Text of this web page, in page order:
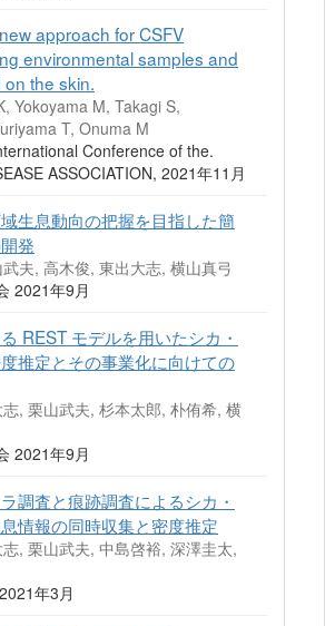
approach for CSFV
environmental samples and
the skin.
Yokoyama M, Takagi S,
T, Onuma M
Conference of the.
ASSOCIATION, 2021年11月
生息動向の把握を目指した簡
発
夫, 高木俊, 東出大志, 横山真弓
2021年9月
REST モデルを用いたシカ・
推定とその事業化に向けての
, 栗山武夫, 杉本太郎, 朴侑希, 横
2021年9月
調査と痕跡調査によるシカ・
情報の同時収集と密度推定
, 栗山武夫, 中島啓裕, 深澤圭太,
年3月